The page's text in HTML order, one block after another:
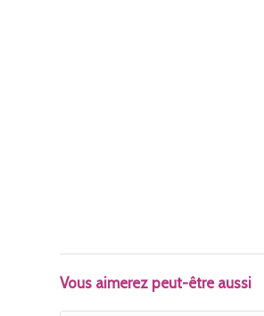
Vous aimerez peut-être aussi